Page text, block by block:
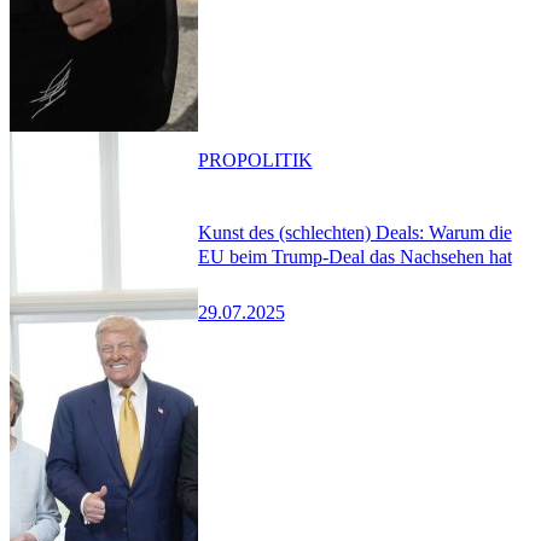
Kunst des (schlechten) Deals: Warum die
EU beim Trump-Deal das Nachsehen hat
29.07.2025
PROPOLITIK